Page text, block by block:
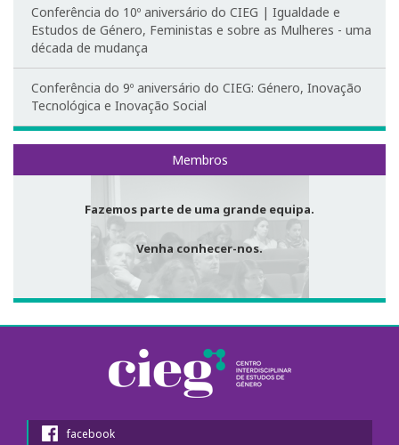
Atividades do CIEG
Conferências de Aniversário do CIEG
Outras Conferências do CIEG
1º Congresso Internacional
Call for papers
Fotografias e video
2º Congresso Internacional
Conferência do 10º aniversário do CIEG | Igualdade e
Estudos de Género, Feministas e sobre as Mulheres - uma
década de mudança
Conferência do 9º aniversário do CIEG: Género, Inovação
Tecnológica e Inovação Social
Membros
Fazemos parte de uma grande equipa.
Venha conhecer-nos.
facebook